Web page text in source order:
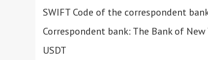
SWIFT Code of the correspondent
Correspondent bank: The Bank of New
USDT